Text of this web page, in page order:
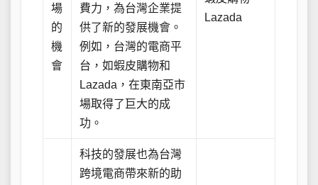
場
的
機
會
費力，為台灣企業提
供了新的發展機會。
例如，台灣的電商平
台，如蝦皮購物和
Lazada，在東南亞市
場取得了巨大的成
功。
Lazada
科技的發展也為台灣
跨境電商帶來新的助